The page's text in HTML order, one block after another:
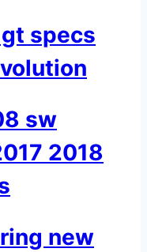
specs
sw
2018
new